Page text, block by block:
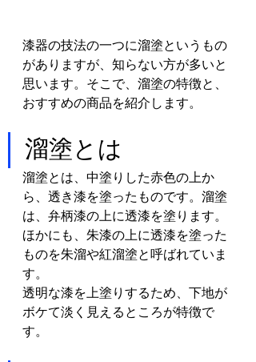
漆器の技法の一つに溜塗というもの
がありますが、知らない方が多いと
思います。そこで、溜塗の特徴と、
おすすめの商品を紹介します。
溜塗とは
溜塗とは、中塗りした赤色の上か
ら、透き漆を塗ったものです。溜塗
は、弁柄漆の上に透漆を塗ります。
ほかにも、朱漆の上に透漆を塗った
ものを朱溜や紅溜塗と呼ばれていま
す。
透明な漆を上塗りするため、下地が
ボケて淡く見えるところが特徴で
す。